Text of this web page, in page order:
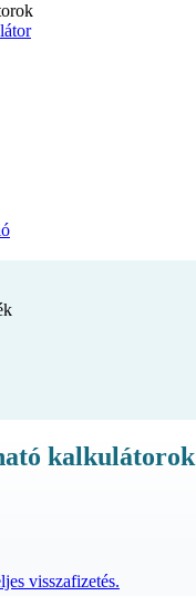
kalkulátorok
visszafizetés.